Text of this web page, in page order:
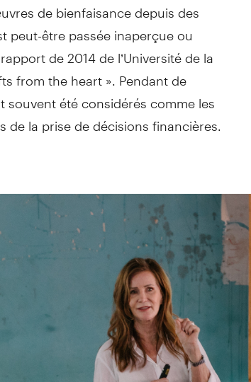
de bienfaisance depuis des
peut-être passée inaperçue ou
de 2014 de l’Université de la
from the heart ». Pendant de
été considérés comme les
la prise de décisions financières.